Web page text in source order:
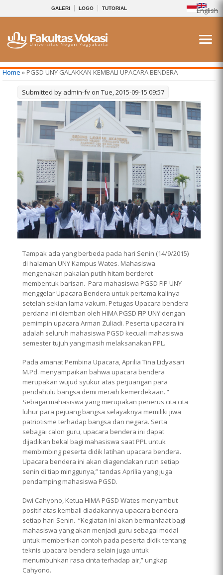
English
GALERI LOGO TUTORIAL
You are here
Home» PGSD UNY GALAKKAN KEMBALI UPACARA BENDERA
Submitted by admin-fv on Tue, 2015-09-15 09:57
Tampak ada yang berbeda pada hari Senin (14/9/2015)
di halaman UNY Kampus Wates. Mahasiswa
mengenakan pakaian putih hitam berderet
membentuk barisan. Para mahasiswa PGSD FIP UNY
menggelar Upacara Bendera untuk pertama kalinya
setelah sekian lama vakum. Petugas Upacara bendera
perdana ini diemban oleh HIMA PGSD FIP UNY dengan
pemimpin upacara Arman Zuliadi. Peserta upacara ini
adalah seluruh mahasiswa PGSD kecuali mahasiswa
semester tujuh yang masih melaksanakan PPL.
Pada amanat Pembina Upacara, Aprilia Tina Lidyasari
M.Pd. menyampaikan bahwa upacara bendera
merupakan wujud syukur atas perjuangan para
pendahulu bangsa demi meraih kemerdekaan. “
Sebagai mahasiswa yang merupakan penerus cita cita
luhur para pejuang bangsa selayaknya memiliki jiwa
patriotisme terhadap bangsa dan negara. Serta
sebagai calon guru, upacara bendera ini dapat
dijadikan bekal bagi mahasiswa saat PPL untuk
membimbing peserta didik latihan upacara bendera.
Upacara bendera ini akan diagendakan rutin setiap
senin di tiap minggunya,” tandas Aprilia yang juga
pendamping mahasiswa PGSD.
Dwi Cahyono, Ketua HIMA PGSD Wates menyambut
positif atas kembali diadakannya upacara bendera
setiap hari Senin. “Kegiatan ini akan bermanfaat bagi
mahasiswa yang akan menjadi guru sebagai modal
untuk memberikan contoh pada peserta didik tentang
teknis upacara bendera selain juga untuk
menumbuhkan rasa cinta terhadap air,” ungkap
Cahyono.